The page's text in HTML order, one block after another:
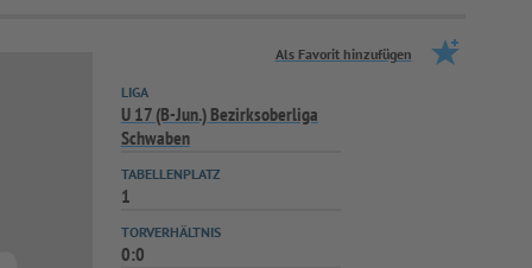
Als Favorit hinzufügen
LIGA
U 17 (B-Jun.) Bezirksoberliga
Schwaben
TABELLENPLATZ
1
TORVERHÄLTNIS
0:0